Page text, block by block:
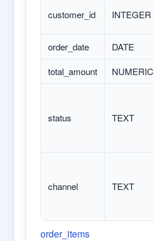
customer_id INTEGER
order_date
DATE
total_amount
NUMERIC
status TEXT
channel TEXT
order_items